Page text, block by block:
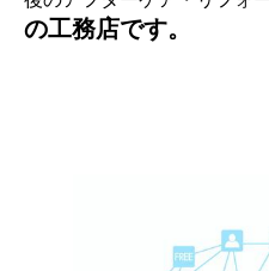
の工務店です。